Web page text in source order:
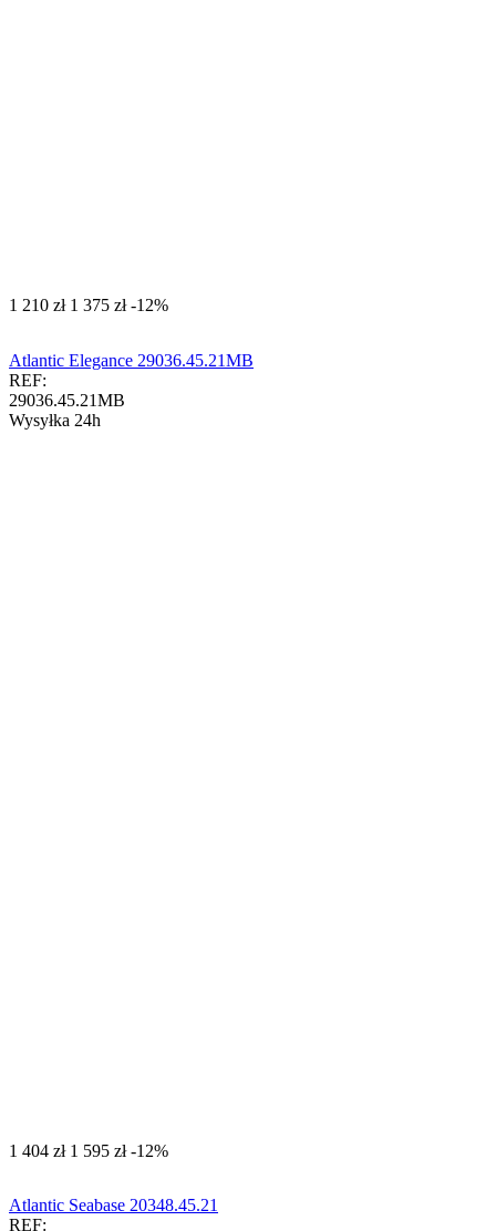
‍1 210‍ zł ‍1 375‍ zł -12%
Atlantic Elegance 29036.45.21MB
REF:
29036.45.21MB
Wysyłka 24h
‍1 404‍ zł ‍1 595‍ zł -12%
Atlantic Seabase 20348.45.21
REF: